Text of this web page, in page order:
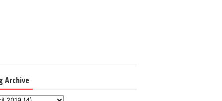
Archive